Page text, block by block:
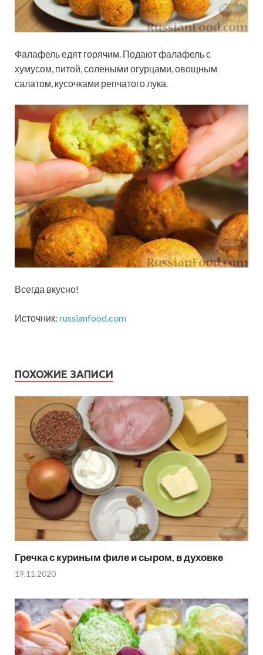
Фалафель едят горячим. Подают фалафель с
хумусом, питой, солеными огурцами, овощным
салатом, кусочками репчатого лука.
Всегда вкусно!
Источник: russianfood.com
ПОХОЖИЕ ЗАПИСИ
Гречка с куриным филе и сыром, в духовке
19.11.2020